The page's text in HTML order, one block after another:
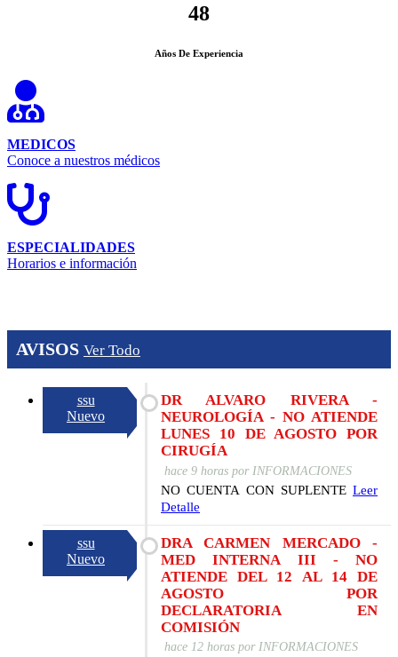
48
Años De Experiencia
MEDICOS
Conoce a nuestros médicos
ESPECIALIDADES
Horarios e información
AVISOS Ver Todo
ssu
Nuevo
DR ALVARO RIVERA -
NEUROLOGÍA - NO ATIENDE
LUNES 10 DE AGOSTO POR
CIRUGÍA
hace 9 horaspor INFORMACIONES
NO CUENTA CON SUPLENTE Leer
Detalle
ssu
Nuevo
DRA CARMEN MERCADO -
MED INTERNA III - NO
ATIENDE DEL 12 AL 14 DE
AGOSTO POR
DECLARATORIA EN
COMISIÓN
hace 12 horaspor INFORMACIONES